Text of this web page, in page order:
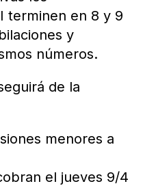
terminen en 8 y 9
y
números.
de la
menores a
el jueves 9/4